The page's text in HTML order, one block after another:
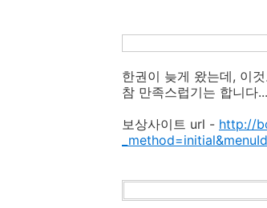
한권이 늦게 왔는데, 이
참 만족스럽기는 합니다
보상사이트 url - http://